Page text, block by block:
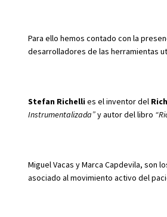
Para ello hemos contado con la
desarrolladores de las herramientas
Stefan Richellies el inventor del
Instrumentalizada”y autor del libro
Miguel Vacas y Marca Capdevila, son
asociado al movimiento activo del